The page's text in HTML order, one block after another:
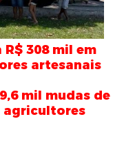
308 mil em
artesanais
mil mudas de
agricultores